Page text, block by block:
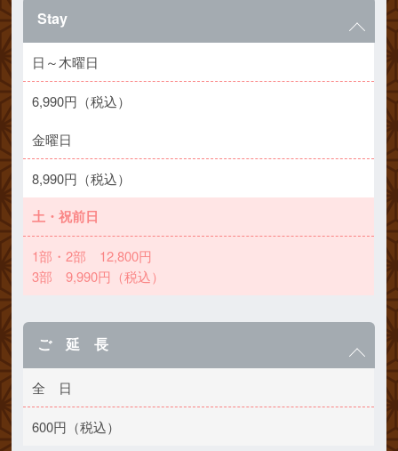
Stay
日～木曜日
6,990円（税込）
金曜日
8,990円（税込）
土・祝前日
1部・2部 12,800円
3部 9,990円（税込）
ご 延 長
全 日
600円（税込）